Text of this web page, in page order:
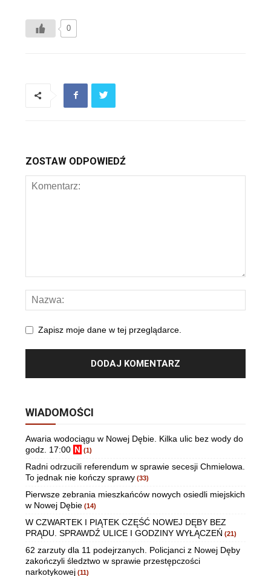
0
ZOSTAW ODPOWIEDŹ
Zapisz moje dane w tej przeglądarce.
WIADOMOŚCI
Awaria wodociągu w Nowej Dębie. Kilka ulic bez wody do
godz. 17:00 N (1)
Radni odrzucili referendum w sprawie secesji Chmielowa.
To jednak nie kończy sprawy (33)
Pierwsze zebrania mieszkańców nowych osiedli miejskich
w Nowej Dębie (14)
W CZWARTEK I PIĄTEK CZĘŚĆ NOWEJ DĘBY BEZ
PRĄDU. SPRAWDŹ ULICE I GODZINY WYŁĄCZEŃ (21)
62 zarzuty dla 11 podejrzanych. Policjanci z Nowej Dęby
zakończyli śledztwo w sprawie przestępczości
narkotykowej (11)